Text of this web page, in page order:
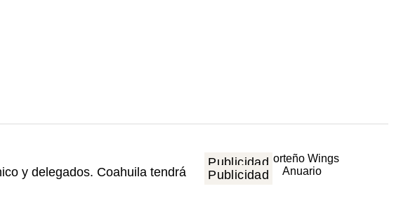
y delegados. Coahuila tendrá
Publicidad
Publicidad